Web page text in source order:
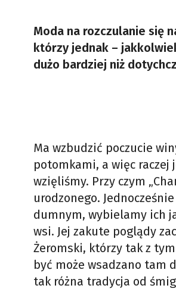
Moda na rozczulanie się
którzy jednak –
dużo bardziej niż
Ma wzbudzić poczucie
potomkami, a więc
wzięliśmy. Przy czym
urodzonego.
dumnym, wybielamy ich
wsi. Jej zakute poglądy
Żeromski, którzy tak z
być może wsadzano tam
tak różna tradycja od